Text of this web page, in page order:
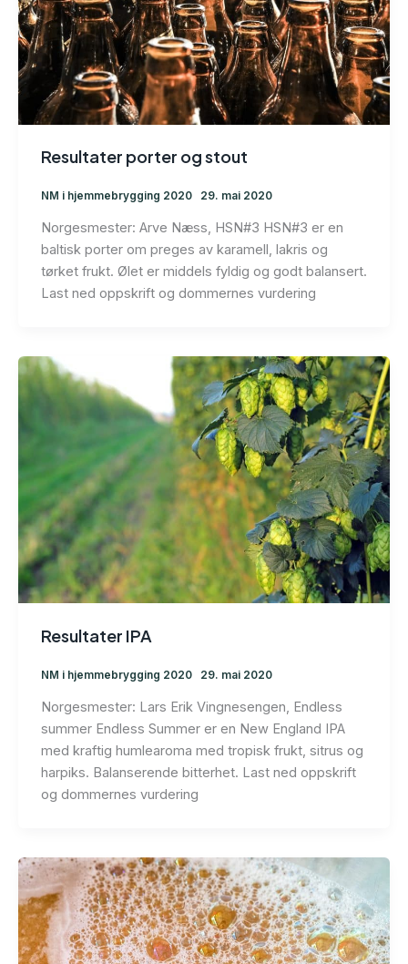
Resultater porter og stout
NM i hjemmebrygging 2020 29. mai 2020
Norgesmester: Arve Næss, HSN#3 HSN#3 er en
baltisk porter om preges av karamell, lakris og
tørket frukt. Ølet er middels fyldig og godt balansert.
Last ned oppskrift og dommernes vurdering
Resultater IPA
NM i hjemmebrygging 2020 29. mai 2020
Norgesmester: Lars Erik Vingnesengen, Endless
summer Endless Summer er en New England IPA
med kraftig humlearoma med tropisk frukt, sitrus og
harpiks. Balanserende bitterhet. Last ned oppskrift
og dommernes vurdering